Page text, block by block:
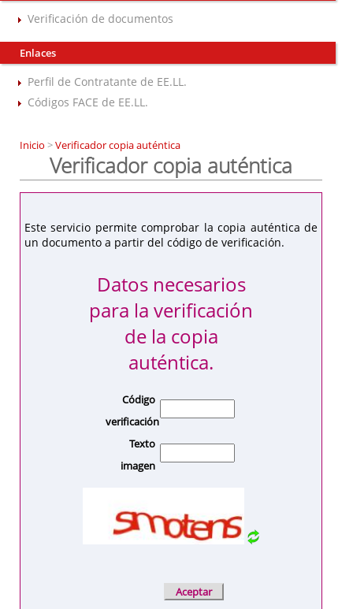
Verificación de documentos
Enlaces
Perfil de Contratante de EE.LL.
Códigos FACE de EE.LL.
Inicio >Verificador copia auténtica
Verificador copia auténtica
Este servicio permite comprobar la copia auténtica de
un documento a partir del código de verificación.
Datos necesarios
para la verificación
de la copia
auténtica.
Código
verificación
Texto
imagen